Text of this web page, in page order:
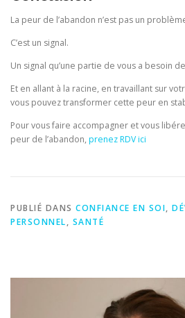
La peur de l’abandon n’est pas un
C’est un signal.
Un signal qu’une partie de vous a besoin
Et en allant à la racine, en travaillant sur
vous pouvez transformer cette peur en
Pour vous faire accompagner et vous
peur de l’abandon, prenez RDV ici
PUBLIÉ DANS CONFIANCE EN SOI,
PERSONNEL, SANTÉ